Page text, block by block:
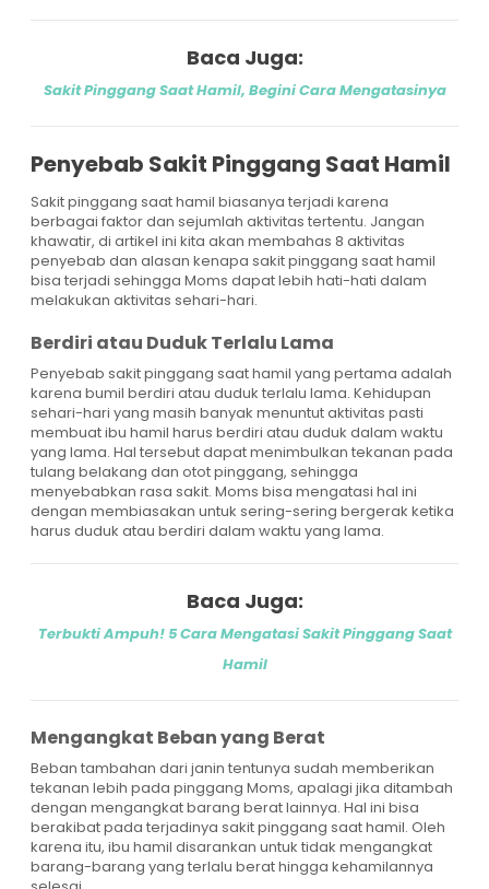
Baca Juga:
Sakit Pinggang Saat Hamil, Begini Cara Mengatasinya
Penyebab Sakit Pinggang Saat Hamil
Sakit pinggang saat hamil biasanya terjadi karena
berbagai faktor dan sejumlah aktivitas tertentu. Jangan
khawatir, di artikel ini kita akan membahas 8 aktivitas
penyebab dan alasan kenapa sakit pinggang saat hamil
bisa terjadi sehingga Moms dapat lebih hati-hati dalam
melakukan aktivitas sehari-hari.
Berdiri atau Duduk Terlalu Lama
Penyebab sakit pinggang saat hamil yang pertama adalah
karena bumil berdiri atau duduk terlalu lama. Kehidupan
sehari-hari yang masih banyak menuntut aktivitas pasti
membuat ibu hamil harus berdiri atau duduk dalam waktu
yang lama. Hal tersebut dapat menimbulkan tekanan pada
tulang belakang dan otot pinggang, sehingga
menyebabkan rasa sakit. Moms bisa mengatasi hal ini
dengan membiasakan untuk sering-sering bergerak ketika
harus duduk atau berdiri dalam waktu yang lama.
Baca Juga:
Terbukti Ampuh! 5 Cara Mengatasi Sakit Pinggang Saat
Hamil
Mengangkat Beban yang Berat
Beban tambahan dari janin tentunya sudah memberikan
tekanan lebih pada pinggang Moms, apalagi jika ditambah
dengan mengangkat barang berat lainnya. Hal ini bisa
berakibat pada terjadinya sakit pinggang saat hamil. Oleh
karena itu, ibu hamil disarankan untuk tidak mengangkat
barang-barang yang terlalu berat hingga kehamilannya